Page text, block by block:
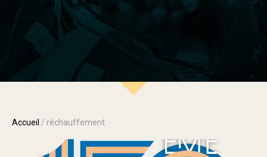
Accueil / réchauffement